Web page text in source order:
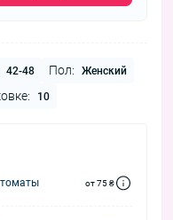
42-48 Пол: Женский
10
от 75 ₴